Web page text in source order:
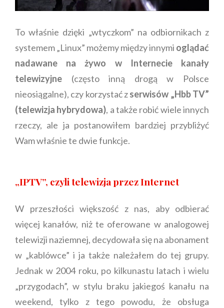
To właśnie dzięki „wtyczkom” na odbiornikach z
systemem „Linux” możemy między innymi oglądać
nadawane na żywo w Internecie kanały
telewizyjne (często inną drogą w Polsce
nieosiągalne), czy korzystać zserwisów „Hbb TV”
(telewizja hybrydowa), a także robić wiele innych
rzeczy, ale ja postanowiłem bardziej przybliżyć
Wam właśnie te dwie funkcje.
„IPTV”, czyli telewizja przez Internet
W przeszłości większość z nas, aby odbierać
więcej kanałów, niż te oferowane w analogowej
telewizji naziemnej, decydowała się na abonament
w „kablówce” i ja także należałem do tej grupy.
Jednak w 2004 roku, po kilkunastu latach i wielu
„przygodach”, w stylu braku jakiegoś kanału na
weekend, tylko z tego powodu, że obsługa